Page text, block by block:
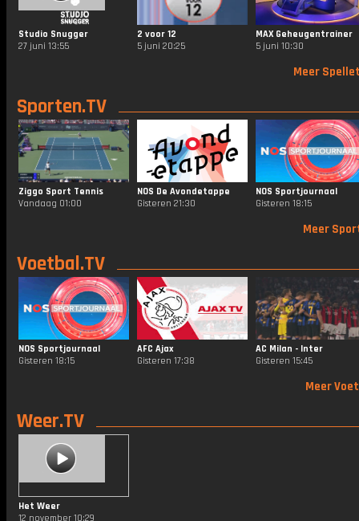
Studio Snugger
27 juni 13:55
2 voor 12
5 juni 20:25
MAX Geheugentrainer
5 juni 10:30
Meer
Sporten.TV
Ziggo Sport Tennis
Vandaag 01:00
NOS De Avondetappe
Gisteren 21:30
NOS Sportjournaal
Gisteren 18:15
Meer
Voetbal.TV
NOS Sportjournaal
Gisteren 18:15
AFC Ajax
Gisteren 17:38
AC Milan - Inter
Gisteren 15:45
Meer
Weer.TV
Het Weer
12 november 10:29